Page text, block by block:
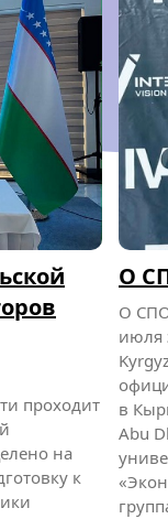
МНУ
25-26
AJP Tour
джитсу
курс,
и